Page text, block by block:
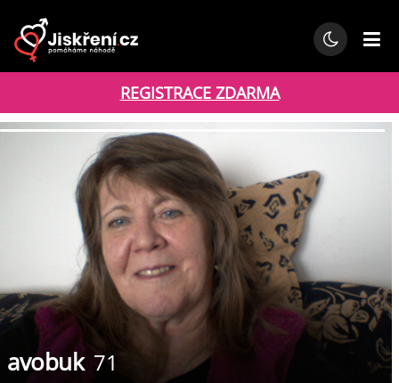
REGISTRACE ZDARMA
avobuk 71